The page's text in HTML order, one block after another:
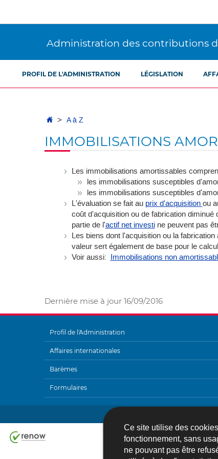
Ce site utilise des
fonctionnement, sans
ne pouvant pas être
Administration des contributions
PROFIL DE L'ADMINISTRATION LÉGISLATION
AccueilA à Z
IMMOBILISATIONS
Les immobilisations amortissables
les immobilisations susceptibles
les immobilisations susceptibles
L'évaluation se fait au prix d'acquisition ou
coût d'acquisition ou de fabrication
partie de l'actif net investine peuvent pas
Les biens dont l'acquisition ou la
valeur sert également de base pour le
Voir aussi: Immobilisations non
Dernière mise à jour 16/09/2016
NAVIGATION
Profil de l'Administration
Affaires internationales
Barèmes
Formulaires